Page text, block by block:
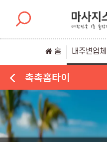
홈 내주변업체
촉촉홈타이